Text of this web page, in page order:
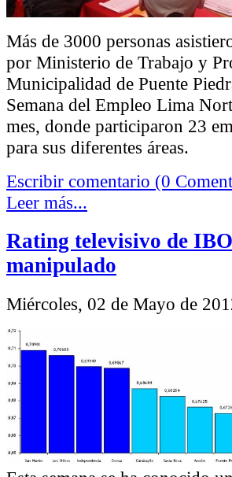
Más de 3000 personas
por Ministerio de Trabajo y
Municipalidad de Puente
Semana del Empleo Lima
mes, donde participaron 23
para sus diferentes áreas.
Escribir comentario (0
Leer más...
Rating televisivo de
manipulado
Miércoles, 02 de Mayo de